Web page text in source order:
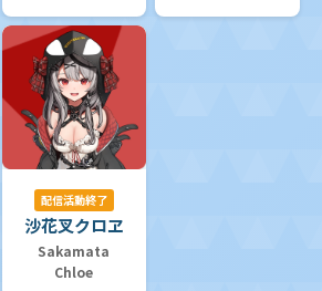
配信活動終了
沙花叉クロヱ
Sakamata
Chloe